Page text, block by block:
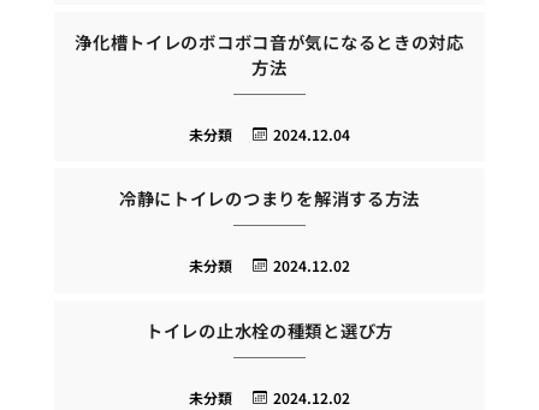
浄化槽トイレのボコボコ音が気になるときの対応
方法
2024.12.04
未分類
冷静にトイレのつまりを解消する方法
2024.12.02
未分類
トイレの止水栓の種類と選び方
2024.12.02
未分類